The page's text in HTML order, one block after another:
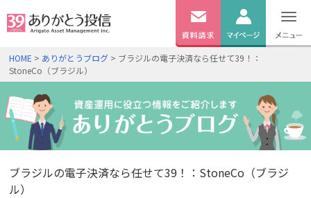
無料資料
口座開設
ログイン
HOME > ありがとうブログ > ブラジルの電子決済なら任せて39！：
StoneCo（ブラジル）
ブラジルの電子決済なら任せて39！：StoneCo（ブラジ
ル）